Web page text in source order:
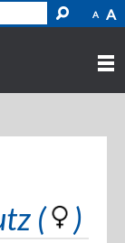
A A
( )